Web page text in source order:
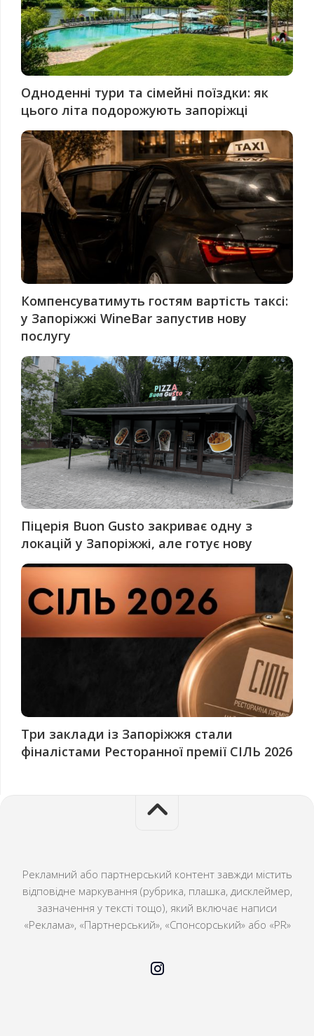
Одноденні тури та сімейні поїздки: як
цього літа подорожують запоріжці
Компенсуватимуть гостям вартість таксі:
у Запоріжжі WineBar запустив нову
послугу
Піцерія Buon Gusto закриває одну з
локацій у Запоріжжі, але готує нову
Три заклади із Запоріжжя стали
фіналістами Ресторанної премії СІЛЬ 2026
Рекламний або партнерський контент завжди містить
відповідне маркування (рубрика, плашка, дисклеймер,
зазначення у тексті тощо), який включає написи
«Реклама», «Партнерський», «Спонсорський» або «PR»